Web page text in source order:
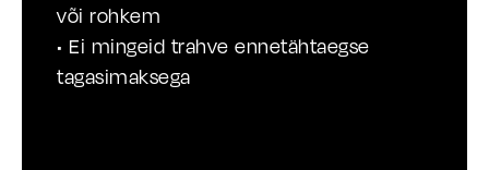
või rohkem
• Ei mingeid trahve ennetähtaegse
tagasimaksega